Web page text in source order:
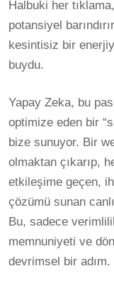
Halbuki her
potansiyel
kesintisiz bir
buydu.
Yapay Zeka, bu
optimize eden bir
bize sunuyor. Bir
olmaktan çıkarıp,
etkileşime geçen,
çözümü sunan
Bu, sadece
memnuniyeti ve
devrimsel bir adım.